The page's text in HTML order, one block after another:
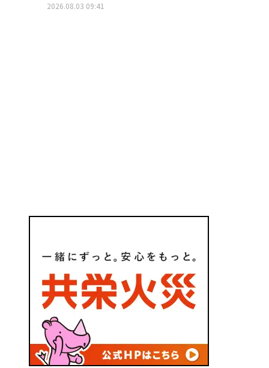
2026.08.03 09:41